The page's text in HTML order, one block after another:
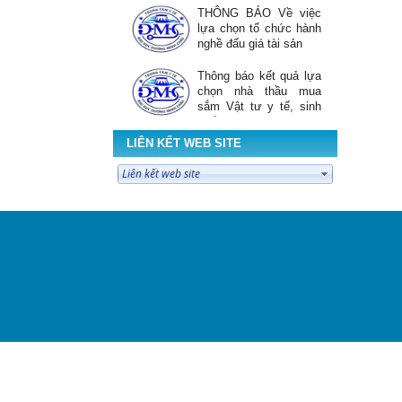
THÔNG BÁO Về việc
lựa chọn tổ chức hành
nghề đấu giá tài sản
Thông báo kết quả lựa
chọn nhà thầu mua
sắm Vật tư y tế, sinh
dụng tại TTYT KV...
Thông báo chào giá gói
thầu " Mua sắm biểu
LIÊN KẾT WEB SITE